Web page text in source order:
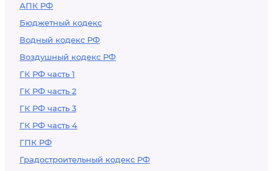
АПК РФ
Бюджетный кодекс
Водный кодекс РФ
Воздушный кодекс РФ
ГК РФ часть 1
ГК РФ часть 2
ГК РФ часть 3
ГК РФ часть 4
ГПК РФ
Градостроительный кодекс РФ